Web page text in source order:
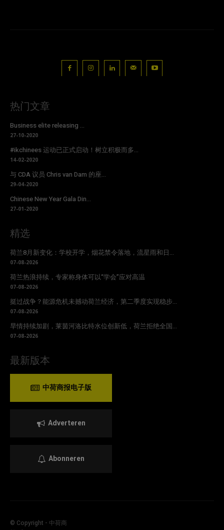
热门文章
Business elite releasing ...
27-10-2020
#ikchinees 运动已正式启动！树立积极而多...
14-02-2020
与 CDA 议员 Chris van Dam 的座...
29-04-2020
Chinese New Year Gala Din...
27-01-2020
精选
荷兰8月新变化：学校开学，烟花禁令落地，流星雨和日...
07-08-2026
荷兰热浪持续，专家称身体可以“学会”应对高温
07-08-2026
挺过战争？能源危机未撼动荷兰经济，第二季度实现稳步...
07-08-2026
旱情持续加剧，莱茵河洛比特水位创新低，荷兰拒绝全国...
07-08-2026
最新版本
中荷商报电子版
Adverteren
Abonneren
© Copyright - 中荷商